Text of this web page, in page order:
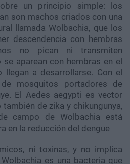
un principio simple: los
son machos criados con una
llamada Wolbachia, que los
descendencia con hembras
no pican ni transmiten
aparean con hembras en el
llegan a desarrollarse. Con el
mosquitos portadores de
El Aedes aegypti es vector
de zika y chikungunya,
campo de Wolbachia está
en la reducción del dengue
ni toxinas, y no implica
es una bacteria que